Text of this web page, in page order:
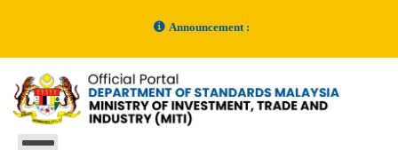
Announcement :
Makluman Penyelenggaraan Sistem MySOL